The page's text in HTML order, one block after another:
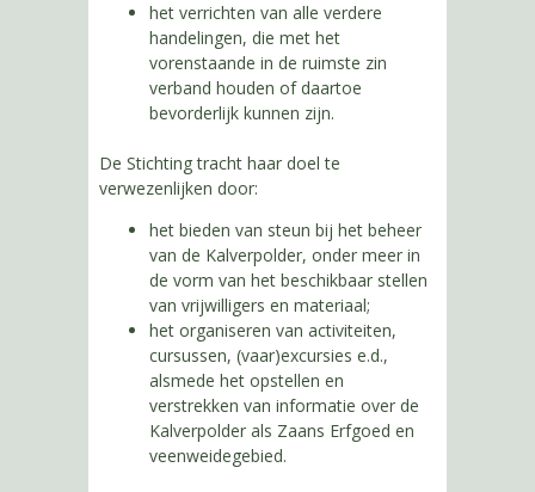
het verrichten van alle verdere
handelingen, die met het
vorenstaande in de ruimste zin
verband houden of daartoe
bevorderlijk kunnen zijn.
De Stichting tracht haar doel te
verwezenlijken door:
het bieden van steun bij het beheer
van de Kalverpolder, onder meer in
de vorm van het beschikbaar stellen
van vrijwilligers en materiaal;
het organiseren van activiteiten,
cursussen, (vaar)excursies e.d.,
alsmede het opstellen en
verstrekken van informatie over de
Kalverpolder als Zaans Erfgoed en
veenweidegebied.